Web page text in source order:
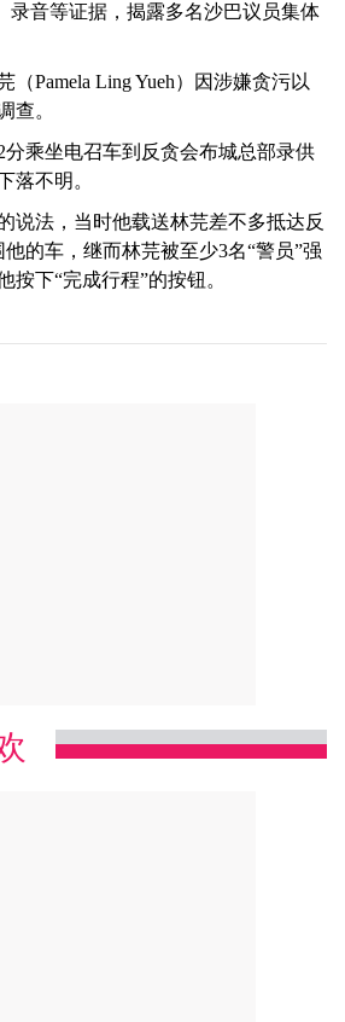
录音等证据，揭露多名沙巴议员集体
（Pamela Ling Yueh）因涉嫌贪污以
查。
分乘坐电召车到反贪会布城总部录供
落不明。
说法，当时他载送林芫差不多抵达反
的车，继而林芫被至少3名“警员”强
按下“完成行程”的按钮。